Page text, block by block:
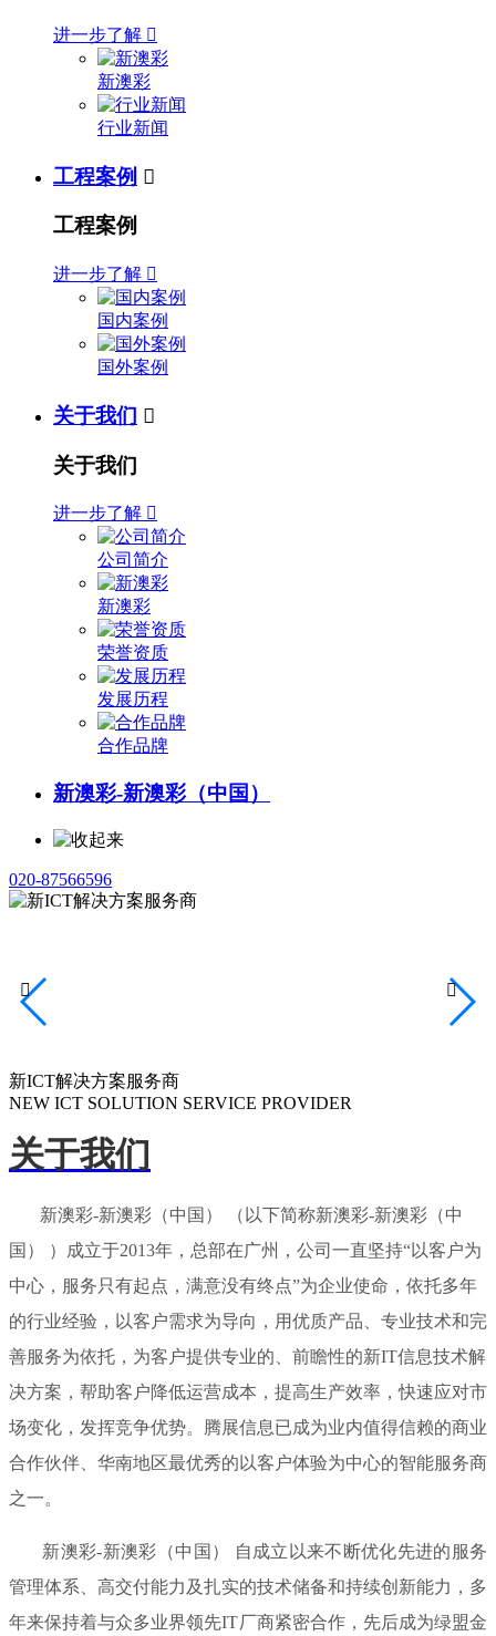
进一步了解 
新澳彩
行业新闻
工程案例 
工程案例
进一步了解 
国内案例
国外案例
关于我们 
关于我们
进一步了解 
公司简介
新澳彩
荣誉资质
发展历程
合作品牌
新澳彩-新澳彩（中国）
020-87566596
新ICT解决方案服务商
NEW ICT SOLUTION SERVICE PROVIDER
 
关于我们
新澳彩-新澳彩（中国） （以下简称新澳彩-新澳彩（中
国） ）成立于2013年，总部在广州，公司一直坚持“以客户为
中心，服务只有起点，满意没有终点”为企业使命，依托多年
的行业经验，以客户需求为导向，用优质产品、专业技术和完
善服务为依托，为客户提供专业的、前瞻性的新IT信息技术解
决方案，帮助客户降低运营成本，提高生产效率，快速应对市
场变化，发挥竞争优势。腾展信息已成为业内值得信赖的商业
合作伙伴、华南地区最优秀的以客户体验为中心的智能服务商
之一。
新澳彩-新澳彩（中国） 自成立以来不断优化先进的服务
管理体系、高交付能力及扎实的技术储备和持续创新能力，多
年来保持着与众多业界领先IT厂商紧密合作，先后成为绿盟金